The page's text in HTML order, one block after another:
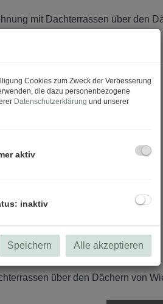
Cookies zum Zweck der Verbesserung
die dazu personenbezogene
Datenschutzerklärung und unserer
aktiv
inaktiv
Speichern Alle akzeptieren